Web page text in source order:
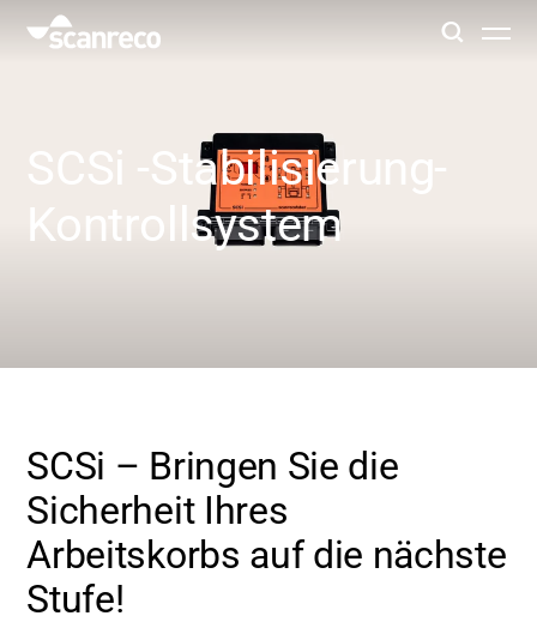
Anpassung
Bedienerproduktivität und Sicherheit
SCSi -Stabilisierung-
Kontrollsystem
SCSi – Bringen Sie die
Sicherheit Ihres
Arbeitskorbs auf die nächste
Stufe!